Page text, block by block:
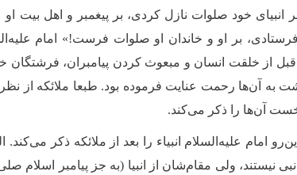
خود صلوات نازل کردی، بر پیغمبر و اهل بیت او
بر او و خاندان او صلوات فرست!» امام
از خلقت انسان و مبعوث کردن پیامبران، فرشتگان
به آن‌ها رحمت عنایت فرموده بود. طبعا ملائکه از
آن‌ها را ذکر می‌کند.
امام علیه‌السلام انبیاء را بعد از ملائکه ذکر
نیستند، ولی مقام‌شان از انبیا (به جز پیامبر اسلام